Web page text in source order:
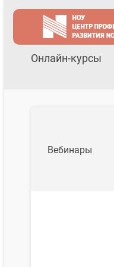
Онлайн-курсы
Вебинары